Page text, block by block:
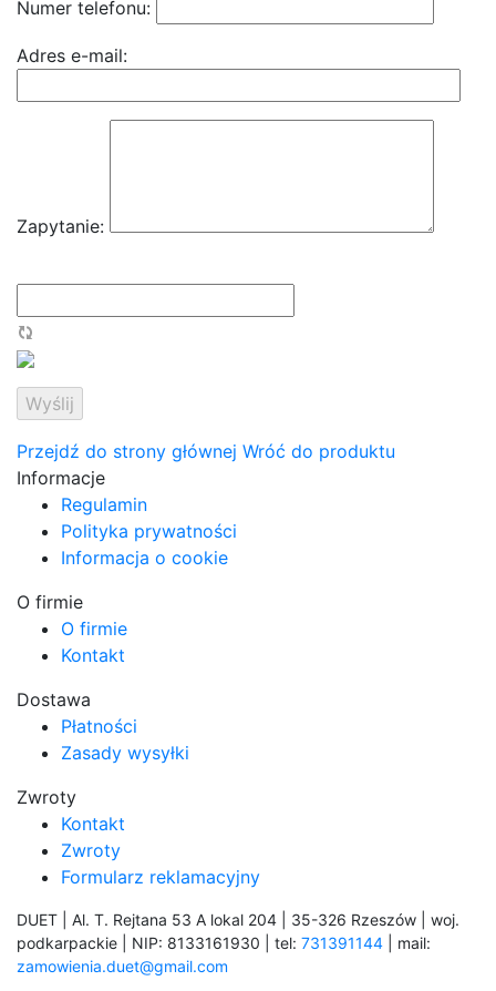
Numer telefonu:
Adres e-mail:
Zapytanie:
Przejdź do strony głównej Wróć do produktu
Informacje
Regulamin
Polityka prywatności
Informacja o cookie
O firmie
O firmie
Kontakt
Dostawa
Płatności
Zasady wysyłki
Zwroty
Kontakt
Zwroty
Formularz reklamacyjny
DUET | Al. T. Rejtana 53 A lokal 204 | 35-326 Rzeszów | woj.
podkarpackie | NIP: 8133161930 | tel: 731391144 | mail:
zamowienia.duet@gmail.com